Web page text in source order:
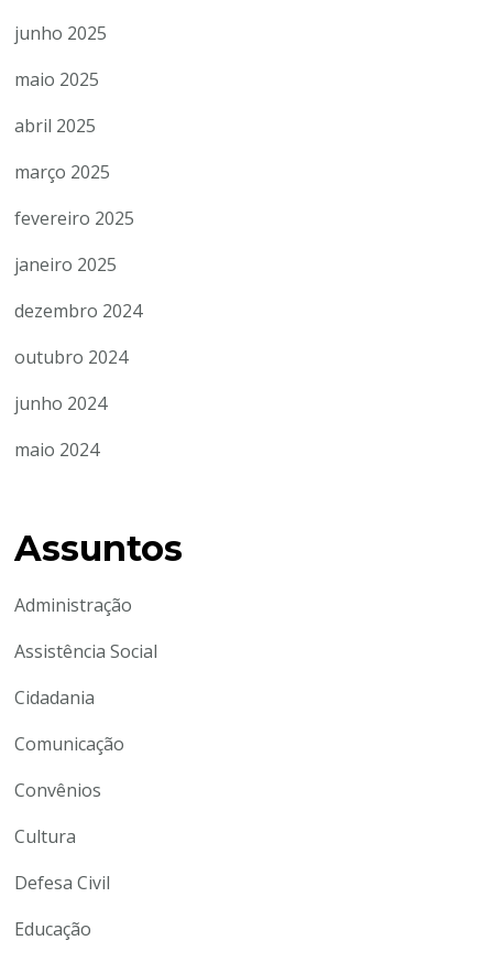
junho 2025
maio 2025
abril 2025
março 2025
fevereiro 2025
janeiro 2025
dezembro 2024
outubro 2024
junho 2024
maio 2024
Assuntos
Administração
Assistência Social
Cidadania
Comunicação
Convênios
Cultura
Defesa Civil
Educação